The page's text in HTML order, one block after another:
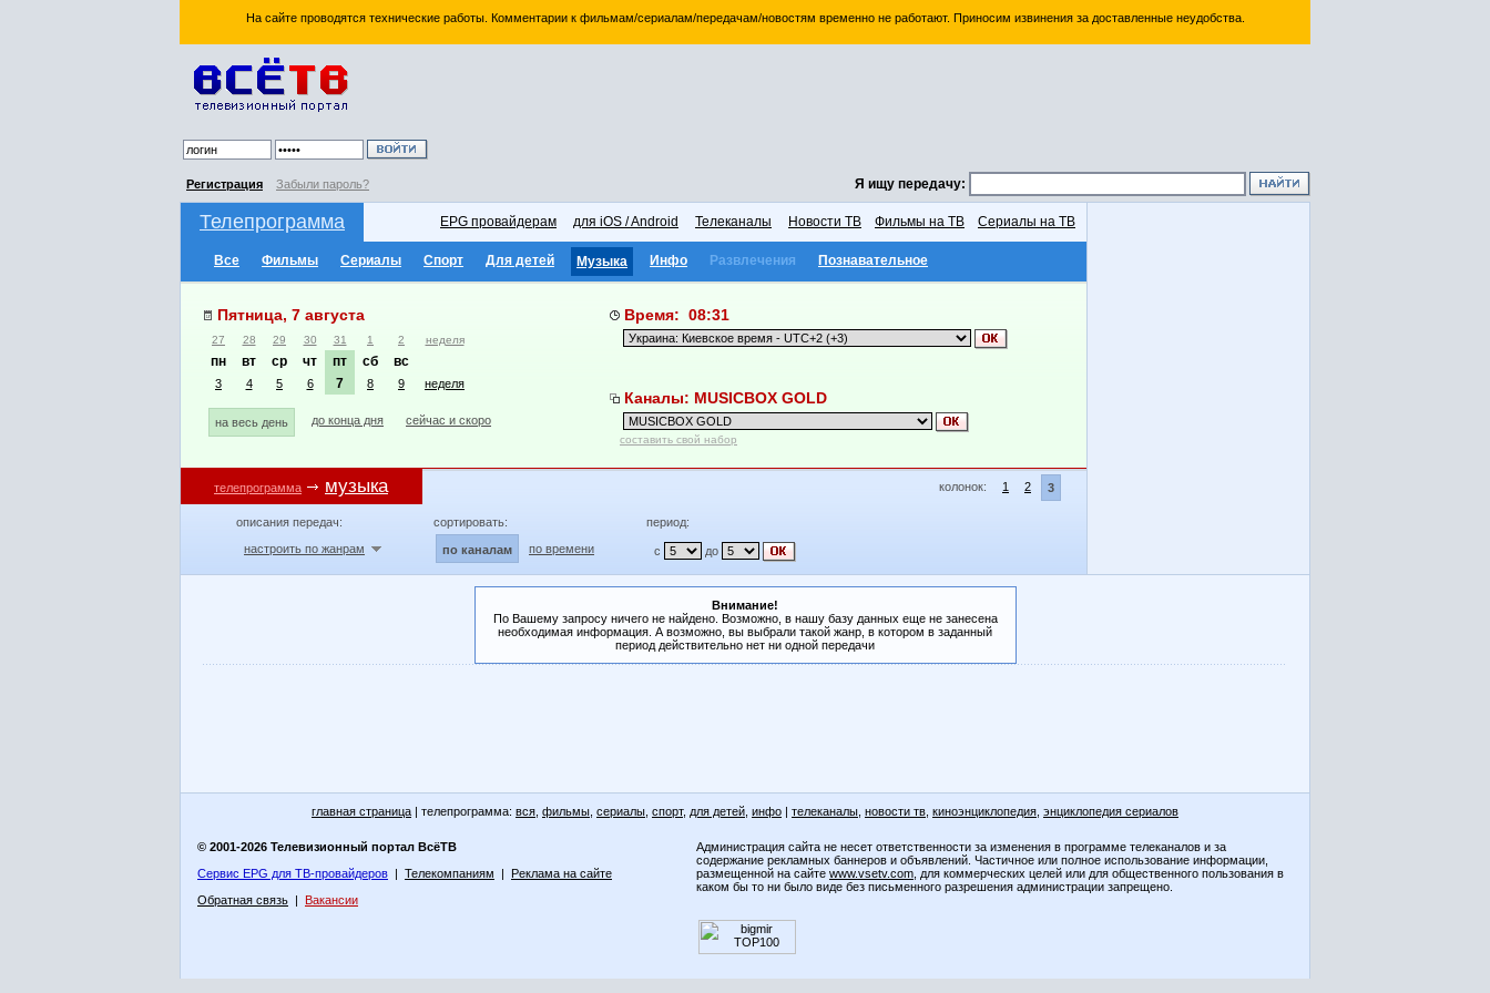
На сайте проводятся технические работы. Комментарии к фильмам/сериалам/передачам/новостям временно не работают. Приносим извинения за доставленные неудобства.
Регистрация Забыли пароль? Я ищу передачу:
Телепрограмма EPG провайдерам для iOS / Android Телеканалы Новости ТВ Фильмы на ТВ Сериалы на ТВ
Все Фильмы Сериалы Спорт Для детей Музыка Инфо Развлечения Познавательное
Пятница, 7 августа
27 28 29 30 31 1 2 неделя
пн вт ср чт пт сб вс
3 4 5 6 7 8 9 неделя
на весь день до конца дня сейчас и скоро
Время: 08:31
Каналы: MUSICBOX GOLD
составить свой набор
телепрограмма музыка колонок: 1 2 3
описания передач:
настроить по жанрам
сортировать:
по каналам по времени
период:
с до
Внимание!
По Вашему запросу ничего не найдено. Возможно, в нашу базу данных еще не занесена
необходимая информация. А возможно, вы выбрали такой жанр, в котором в заданный
период действительно нет ни одной передачи
главная страница | телепрограмма: вся фильмы сериалы спорт, для детей инфо | телеканалы новости тв киноэнциклопедия энциклопедия сериалов
© 2001-2026 Телевизионный портал ВсёТВ
Сервис EPG для ТВ-провайдеров | Телекомпаниям | Реклама на сайте
Обратная связь | Вакансии
Администрация сайта не несет ответственности за изменения в программе телеканалов и за
содержание рекламных баннеров и объявлений. Частичное или полное использование информации,
размещенной на сайте www.vsetv.com , для коммерческих целей или для общественного пользования в
каком бы то ни было виде без письменного разрешения администрации запрещено.